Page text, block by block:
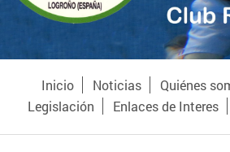
Inicio Noticias Quiénes
Legislación
Enlaces de Interes